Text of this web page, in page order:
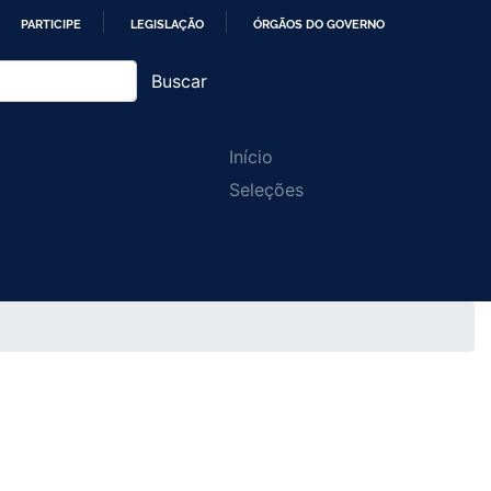
PARTICIPE LEGISLAÇÃO ÓRGÃOS DO GOVERNO
Buscar
Main
navigation
Início
Seleções